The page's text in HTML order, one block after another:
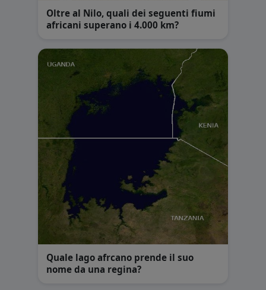
Oltre al Nilo, quali dei seguenti fiumi
africani superano i 4.000 km?
Quale lago afrcano prende il suo
nome da una regina?